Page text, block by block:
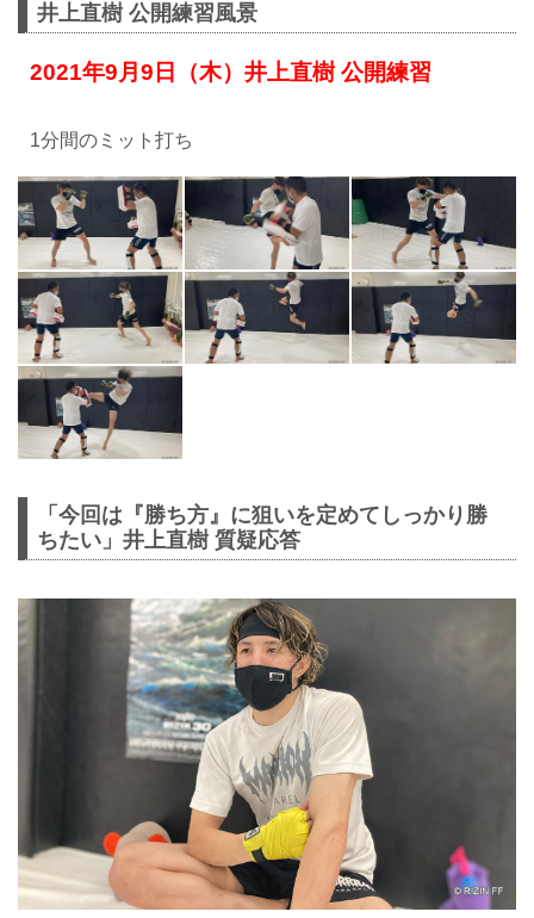
井上直樹 公開練習風景
2021年9月9日（木）井上直樹 公開練習
1分間のミット打ち
「今回は『勝ち方』に狙いを定めてしっかり勝
ちたい」井上直樹 質疑応答